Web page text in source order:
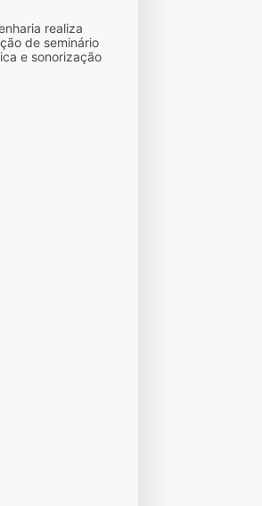
realiza
de seminário
e sonorização